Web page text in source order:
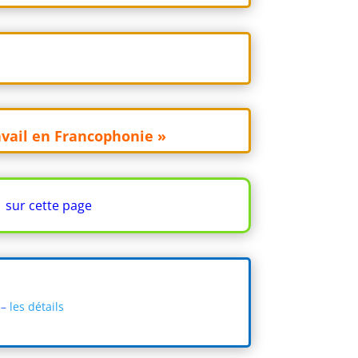
en Francophonie »
sur cette page
les détails